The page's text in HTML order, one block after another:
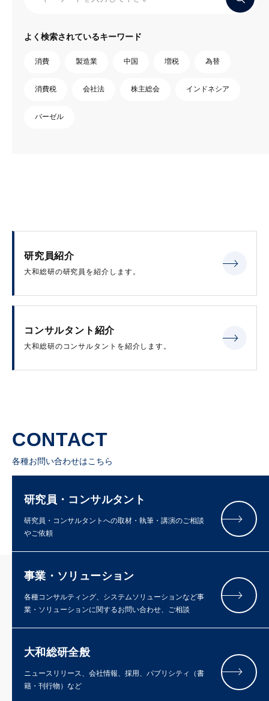
よく検索されているキーワード
消費 製造業 中国 増税 為替
消費税 会社法 株主総会 インドネシア
バーゼル
研究員紹介
大和総研の研究員を紹介します。
コンサルタント紹介
大和総研のコンサルタントを紹介します。
CONTACT
各種お問い合わせはこちら
研究員・コンサルタント
研究員・コンサルタントへの取材・執筆・講演のご相談
やご依頼
事業・ソリューション
各種コンサルティング、システムソリューションなど事
業・ソリューションに関するお問い合わせ、ご相談
大和総研全般
ニュースリリース、会社情報、採用、パブリシティ（書
籍・刊行物）など